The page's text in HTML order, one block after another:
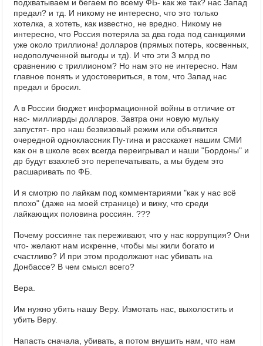
подхватываем и бегаем по всему ФБ- как же так? нас Запад
предал? и тд. И никому не интересно, что это только
хотелка, а хотеть, как известно, не вредно. Никому не
интересно, что Россия потеряла за два года под санкциями
уже около триллиона! долларов (прямых потерь, косвенных,
недополученной выгоды и тд). И что эти 3 млрд по
сравнению с триллионом? Но нам это не интересно. Нам
главное понять и удостовериться, в том, что Запад нас
предал и бросил.
А в России бюджет информационной войны в отличие от
нас- миллиарды долларов. Завтра они новую мульку
запустят- про наш безвизовый режим или объявится
очередной одноклассник Пу-тина и расскажет нашим СМИ
как он в школе всех всегда переигрывал и наши "Бордоны" и
др будут взахлеб это перепечатывать, а мы будем это
расшаривать по ФБ.
И я смотрю по лайкам под комментариями "как у нас всё
плохо" (даже на моей странице) и вижу, что среди
лайкающих половина россиян. ???
Почему россияне так переживают, что у нас коррупция? Они
что- желают нам искренне, чтобы мы жили богато и
счастливо? И при этом продолжают нас убивать на
Донбассе? В чем смысл всего?
Вера.
Им нужно убить нашу Веру. Измотать нас, выхолостить и
убить Веру.
Напасть сначала, убивать, а потом внушить нам, что нам